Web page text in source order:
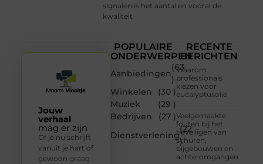
signalen is het aantal en vooral de
kwaliteit
POPULAIRE
ONDERWERPEN
Aanbiedingen
(63
)
Winkelen
(30 )
Muziek
(29 )
Bedrijven
(27 )
Dienstverlening
(22
)
RECENTE
BERICHTEN
Waarom
professionals
kiezen voor
eucalyptusolie
Veelgemaakte
fouten bij het
beveiligen van
schuren,
bijgebouwen en
achteromgangen
Jouw
verhaal
mag er zijn
Of je nu schrijft
vanuit je hart of
gewoon graag